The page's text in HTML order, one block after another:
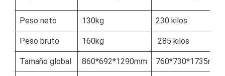
Peso neto 130kg 230 kilos
Peso bruto 160kg 285 kilos
Tamaño global 860*692*1290mm 760*730*1735mm